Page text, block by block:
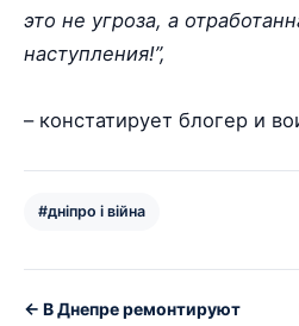
это не угроза, а
наступления!”,
– констатирует блогер и
#дніпро і війна
← В Днепре ремонтируют